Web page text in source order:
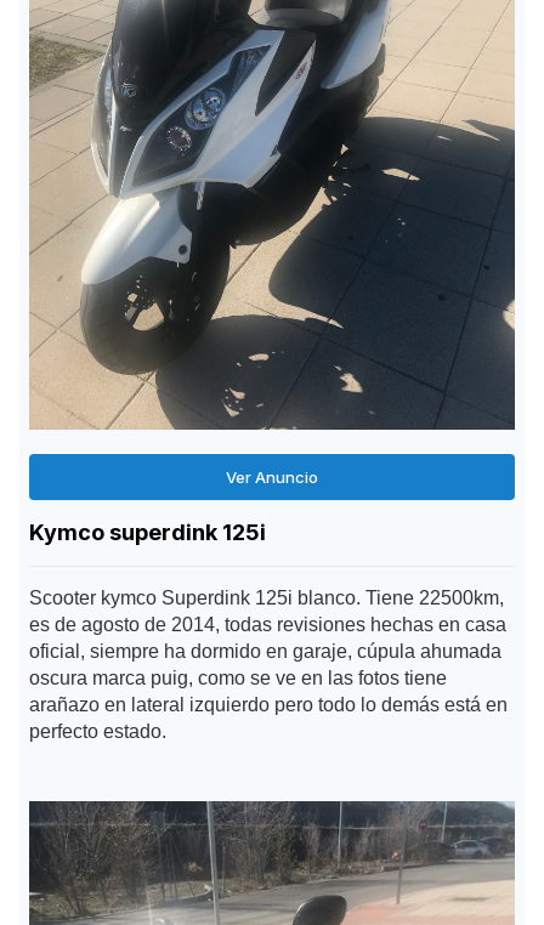
Ver Anuncio
Kymco superdink 125i
Scooter kymco Superdink 125i blanco. Tiene 22500km,
es de agosto de 2014, todas revisiones hechas en casa
oficial, siempre ha dormido en garaje, cúpula ahumada
oscura marca puig, como se ve en las fotos tiene
arañazo en lateral izquierdo pero todo lo demás está en
perfecto estado.